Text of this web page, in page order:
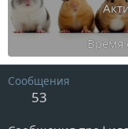
Время
Сообщения
53